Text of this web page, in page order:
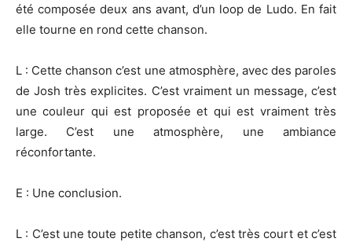
été composée deux ans avant, d’un loop de Ludo. En fait
elle tourne en rond cette chanson.
L : Cette chanson c’est une atmosphère, avec des paroles
de Josh très explicites. C’est vraiment un message, c’est
une couleur qui est proposée et qui est vraiment très
large. C’est une atmosphère, une ambiance
réconfortante.
E : Une conclusion.
L : C’est une toute petite chanson, c’est très court et c’est